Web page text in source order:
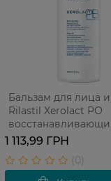
Бальзам для лица и
Rilastil Xerolact РО
мл
1 113,99 ГРН